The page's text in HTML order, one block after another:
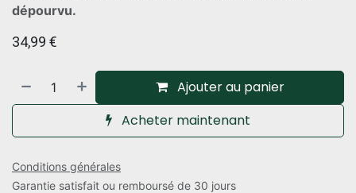
dépourvu.
34,99 €
Ajouter au panier
Acheter maintenant
Conditions générales
Garantie satisfait ou remboursé de 30 jours